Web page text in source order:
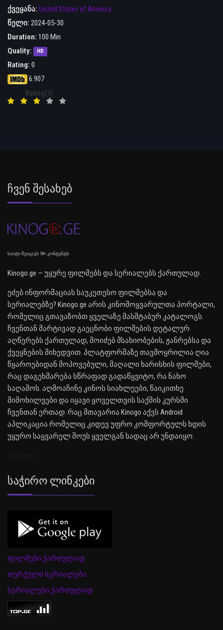
ქვეყანა: United States of America
წელი: 2024-05-30
Duration: 100 Min
Quality:
HD
Rating: 0
6.907
Rating(1)
Ჩვენ Შესახებ
საიტი შეიცავს 18+ კონტენტს
Kinogo.ge — უყურე ფილმებს და სერიალებს ქართულად.
ეძებ ინფორმაციას საუკეთესო ფილმებსა და
სერიალებზე? Kinogo.ge არის კინომოყვარულთა პორტალი,
რომელიც გთავაზობთ ყველაზე მასშტაბურ კატალოგს.
ჩვენთან მარტივად გაეცნობი ფილმების დეტალურ
აღწერებს ქართულად, მოიძებ მსახიობების, ჟანრებსა და
ქვეყნების მიხედვით. პლატფორმაზე თავმოყრილია ღია
წყაროებიდან მოპოვებული, მაღალი ხარისხის ფილმები,
რაც დაგეხმარება სწრაფად გადაწყვიტო, რა ნახო
საღამოს. აღმოაჩინე კინოს სიახლეები, წაიკითხე
მიმოხილვები და იყავი ყოველთვის საქმის კურსში
ჩვენთან ერთად. რაც მთავარია Kinogo აქვს Android
აპლიკაცია რომელიც კიდევ უფრო კომფორტულს ხდის
უყურო საყვარელ შოუს ყველგან სადაც არ უნდაიყო.
Საჭირო Ლინკები
ფილმები ქართულად
თურქული სერიალები
სერიალები ქართულად